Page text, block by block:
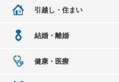
引越し・住まい
結婚・離婚
健康・医療